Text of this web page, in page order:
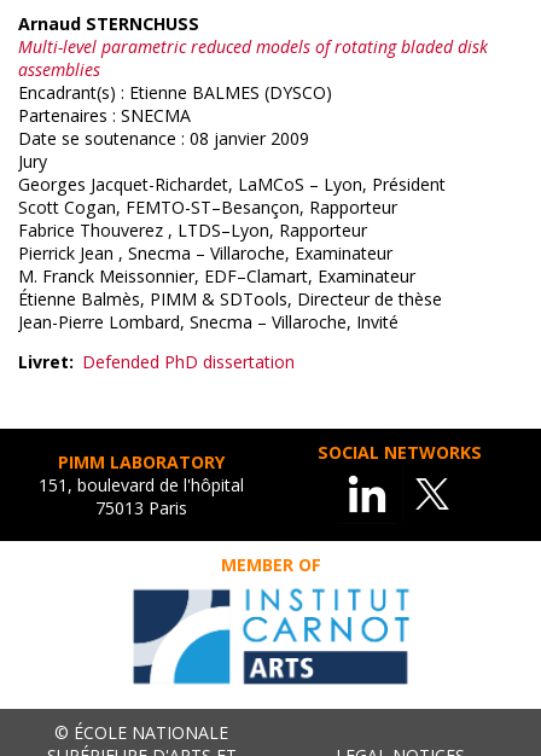
Arnaud STERNCHUSS
Multi-level parametric reduced models of rotating bladed disk
assemblies
Encadrant(s) : Etienne BALMES (DYSCO)
Partenaires : SNECMA
Date se soutenance : 08 janvier 2009
Jury
Georges Jacquet-Richardet, LaMCoS – Lyon, Président
Scott Cogan, FEMTO-ST–Besançon, Rapporteur
Fabrice Thouverez , LTDS–Lyon, Rapporteur
Pierrick Jean , Snecma – Villaroche, Examinateur
M. Franck Meissonnier, EDF–Clamart, Examinateur
Étienne Balmès, PIMM & SDTools, Directeur de thèse
Jean-Pierre Lombard, Snecma – Villaroche, Invité
Livret
Defended PhD dissertation
PIMM LABORATORY
151, boulevard de l'hôpital
75013 Paris
SOCIAL NETWORKS
MEMBER OF
© ÉCOLE NATIONALE